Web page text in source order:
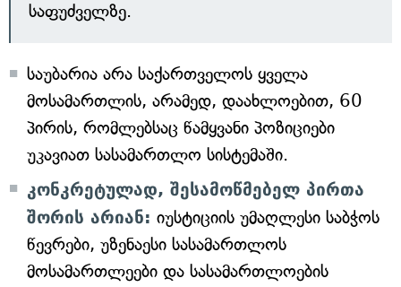
საფუძველზე.
საუბარია არა საქართველოს ყველა
მოსამართლის, არამედ, დაახლოებით, 60
პირის, რომლებსაც წამყვანი პოზიციები
უკავიათ სასამართლო სისტემაში.
კონკრეტულად, შესამოწმებელ პირთა
შორის არიან: იუსტიციის უმაღლესი საბჭოს
წევრები, უზენაესი სასამართლოს
მოსამართლეები და სასამართლოების